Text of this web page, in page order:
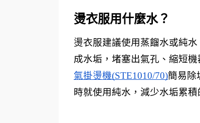
燙衣服用什麼水？
燙衣服建議使用蒸餾水或純
成水垢，堵塞出氣孔、縮短
氣掛燙機(STE1010/70)簡易除
時就使用純水，減少水垢累積